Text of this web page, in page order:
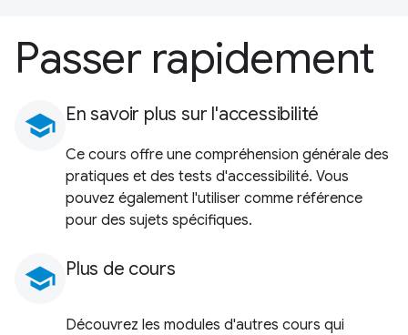
Passer rapidement
school En savoir plus sur l'accessibilité
Ce cours offre une compréhension générale des
pratiques et des tests d'accessibilité. Vous
pouvez également l'utiliser comme référence
pour des sujets spécifiques.
school Plus de cours
Découvrez les modules d'autres cours qui